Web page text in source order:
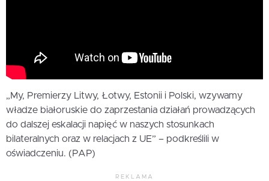
„My, Premierzy Litwy, Łotwy, Estonii i Polski, wzywamy
władze białoruskie do zaprzestania działań prowadzących
do dalszej eskalacji napięć w naszych stosunkach
bilateralnych oraz w relacjach z UE” – podkreślili w
oświadczeniu. (PAP)
REKLAMA